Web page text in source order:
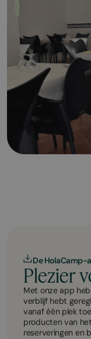
De HolaCamp-
Plezier
Met onze app
verblijf hebt
vanaf één plek
producten van
reserveringen en